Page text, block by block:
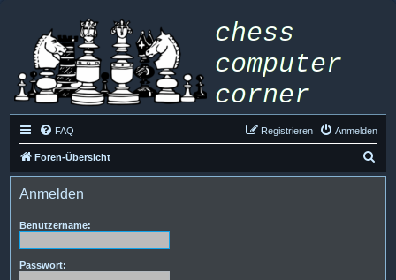
FAQ Anmelden
Registrieren
Foren-Übersicht
u
Anmelden
Benutzername:
Passwort: